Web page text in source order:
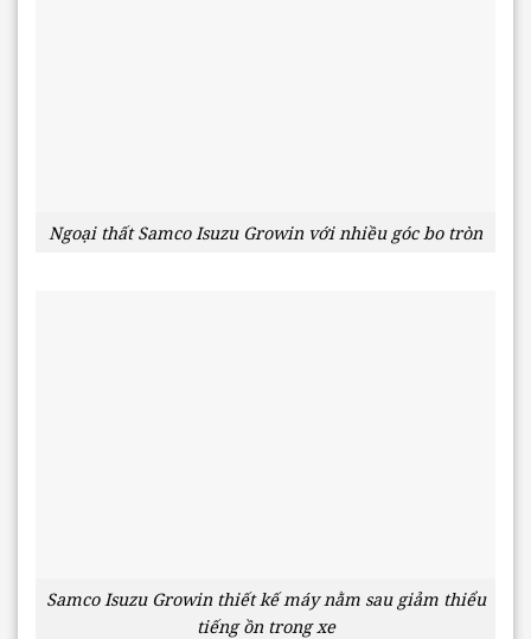
Ngoại thất Samco Isuzu Growin với nhiều góc bo tròn
Samco Isuzu Growin thiết kế máy nằm sau giảm thiểu
tiếng ồn trong xe